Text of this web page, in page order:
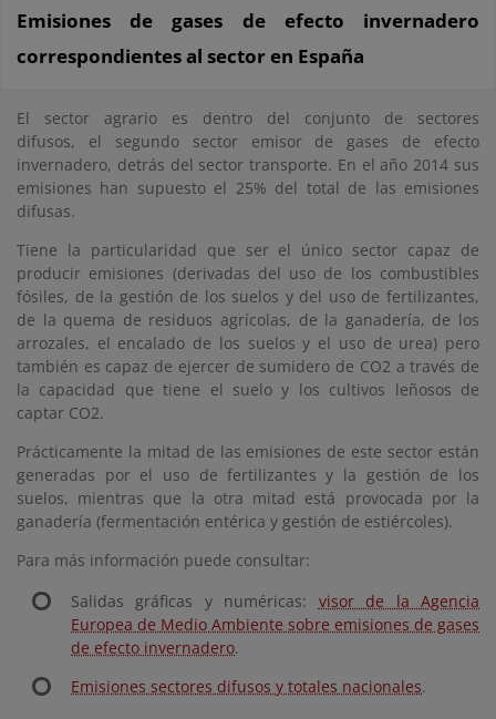
Emisiones de gases de efecto invernadero
correspondientes al sector en España
El sector agrario es dentro del conjunto de sectores
difusos, el segundo sector emisor de gases de efecto
invernadero, detrás del sector transporte. En el año 2014 sus
emisiones han supuesto el 25% del total de las emisiones
difusas.
Tiene la particularidad que ser el único sector capaz de
producir emisiones (derivadas del uso de los combustibles
fósiles, de la gestión de los suelos y del uso de fertilizantes,
de la quema de residuos agrícolas, de la ganadería, de los
arrozales, el encalado de los suelos y el uso de urea) pero
también es capaz de ejercer de sumidero de CO2 a través de
la capacidad que tiene el suelo y los cultivos leñosos de
captar CO2.
Prácticamente la mitad de las emisiones de este sector están
generadas por el uso de fertilizantes y la gestión de los
suelos, mientras que la otra mitad está provocada por la
ganadería (fermentación entérica y gestión de estiércoles).
Para más información puede consultar:
Salidas gráficas y numéricas: visor de la Agencia
Europea de Medio Ambiente sobre emisiones de gases
de efecto invernadero.
Emisiones sectores difusos y totales nacionales.